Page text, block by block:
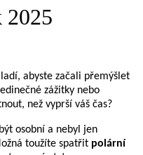
2025
abyste začali přemýšlet
zážitky nebo
než vyprší váš čas?
osobní a nebyl jen
toužíte spatřit polární